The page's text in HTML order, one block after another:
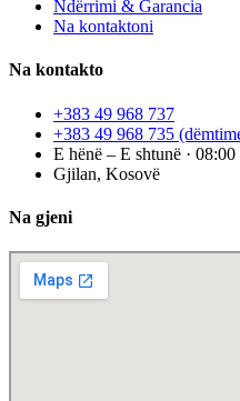
Ndërrimi & Garancia
Na kontaktoni
Na kontakto
+383 49 968 737
+383 49 968 735
E hënë – E shtunë ·
Gjilan, Kosovë
Na gjeni